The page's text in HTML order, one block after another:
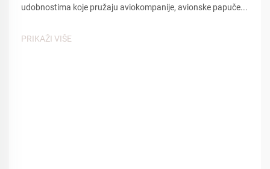
udobnostima koje pružaju aviokompanije, avionske papuče...
PRIKAŽI VIŠE